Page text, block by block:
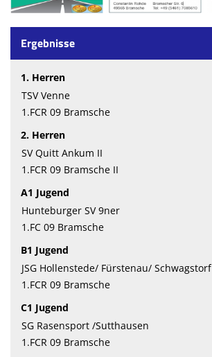
Ergebnisse
1. Herren
TSV Venne
1.FCR 09 Bramsche
2. Herren
SV Quitt Ankum II
1.FCR 09 Bramsche II
A1 Jugend
Hunteburger SV 9ner
1.FC 09 Bramsche
B1 Jugend
JSG Hollenstede/ Fürstenau/ Schwagstorf
1.FCR 09 Bramsche
C1 Jugend
SG Rasensport /Sutthausen
1.FCR 09 Bramsche